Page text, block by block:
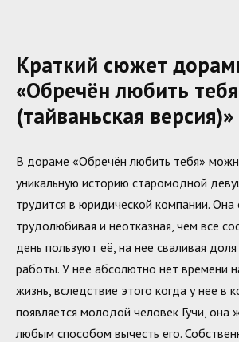
Краткий сюжет
«Обречён любить тебя
(тайваньская версия)»
В дораме «Обречён любить тебя»
уникальную историю старомодной
трудится в юридической компании. Она
трудолюбивая и неотказная, чем все
день пользуют её, на нее сваливая
работы. У нее абсолютно нет времени
жизнь, вследствие этого когда у нее в
появляется молодой человек Гучи, она
любым способом вычесть его.